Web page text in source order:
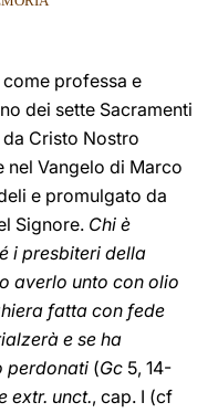
professa e
dei sette Sacramenti
Cristo Nostro
nel Vangelo di Marco
e promulgato da
Signore. Chi è
i presbiteri della
averlo unto con olio
fatta con fede
e se ha
perdonati (Gc 5, 14-
extr. unct., cap. I (cf